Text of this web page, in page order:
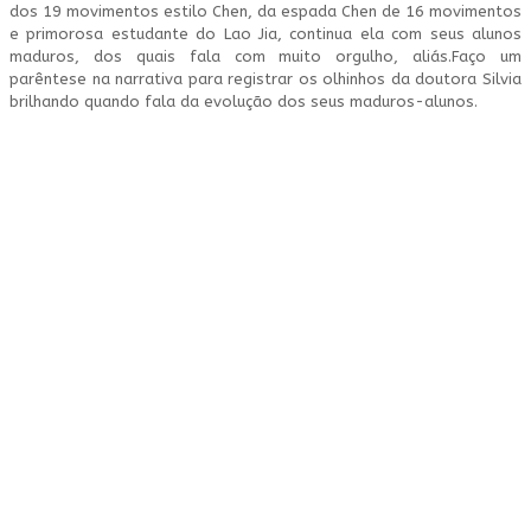
dos 19 movimentos estilo Chen, da espada Chen de 16 movimentos
e primorosa estudante do Lao Jia, continua ela com seus alunos
maduros, dos quais fala com muito orgulho, aliás.Faço um
parêntese na narrativa para registrar os olhinhos da doutora Silvia
brilhando quando fala da evolução dos seus maduros-alunos.